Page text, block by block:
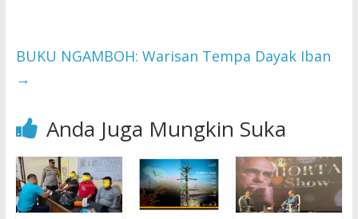
BUKU NGAMBOH: Warisan Tempa Dayak Iban
→
Anda Juga Mungkin Suka